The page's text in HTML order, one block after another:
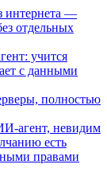
интернета —
отдельных
учится
с данными
полностью
агент, невидим
есть
правами